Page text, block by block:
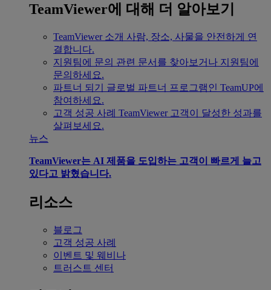
TeamViewer에 대해 더 알아보기
TeamViewer 소개 사람, 장소, 사물을 안전하게 연
결합니다.
지원팀에 문의 관련 문서를 찾아보거나 지원팀에
문의하세요.
파트너 되기
글로벌 파트너 프로그램인 TeamUP에
참여하세요.
고객 성공 사례 TeamViewer 고객이 달성한 성과를
살펴보세요.
뉴스
TeamViewer는 AI 제품을 도입하는 고객이 빠르게 늘고
있다고 밝혔습니다.
리소스
블로그
고객 성공 사례
이벤트 및 웨비나
트러스트 센터